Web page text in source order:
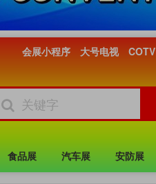
会展小程序 大号电视 COTV
食品展 汽车展 安防展